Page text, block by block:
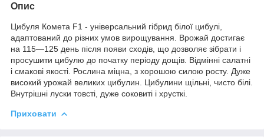
Опис
Цибуля Комета F1 - універсальний гібрид білої цибулі,
адаптований до різних умов вирощування. Врожай достигає
на 115—125 день після появи сходів, що дозволяє зібрати і
просушити цибулю до початку періоду дощів. Відмінні салатні
і смакові якості. Рослина міцна, з хорошою силою росту. Дуже
високий урожай великих цибулин. Цибулини щільні, чисто білі.
Внутрішні луски товсті, дуже соковиті і хрусткі.
Приховати